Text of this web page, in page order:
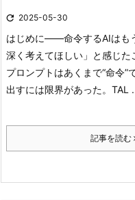
 2025-05-30
はじめに――命令するAIはも
深く考えてほしい」と感じ
プロンプトはあくまで“命令”
出すには限界があった。 TAL
記事を読む